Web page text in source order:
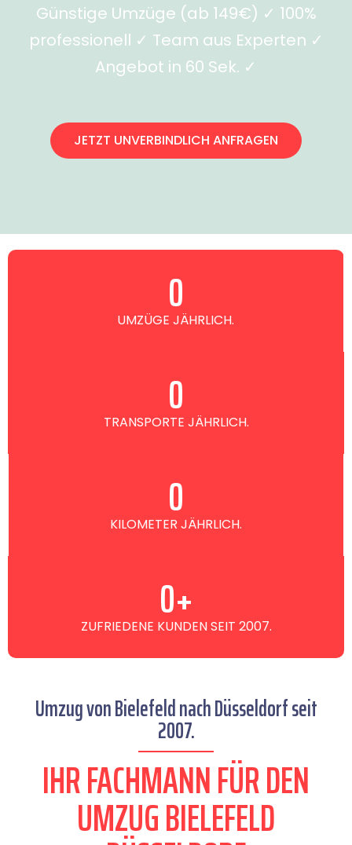
Günstige Umzüge (ab 149€) ✓ 100%
professionell ✓ Team aus Experten ✓
Angebot in 60 Sek. ✓
JETZT UNVERBINDLICH ANFRAGEN
UMZÜGE JÄHRLICH.
0
TRANSPORTE JÄHRLICH.
0
KILOMETER JÄHRLICH.
0
ZUFRIEDENE KUNDEN SEIT 2007.
0+
Umzug von Bielefeld nach Düsseldorf seit
2007.
IHR FACHMANN FÜR DEN
UMZUG BIELEFELD